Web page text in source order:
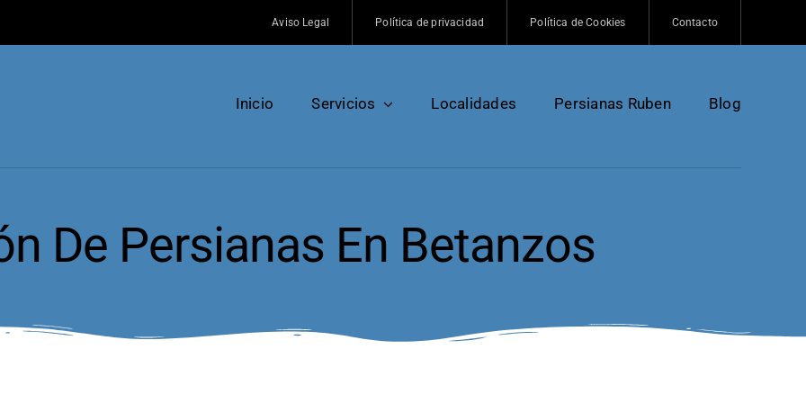
Aviso Legal Política de privacidad Política de Cookies Contacto
Inicio Servicios Localidades Persianas Ruben Blog
De Persianas En Betanzos